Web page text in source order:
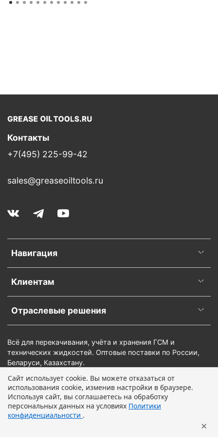
Предзаказ
Навигация
Клиентам
Отраслевые решения
Контакты
+7(495) 225-99-42
sales@greaseoiltools.ru
Всё для перекачивания, учёта и хранения ГСМ и
технических жидкостей. Оптовые поставки по России,
Беларуси, Казахстану.
Сайт использует cookie. Вы можете отказаться от
использования cookie, изменив настройки в браузере.
Используя сайт, вы соглашаетесь на обработку
персональных данных на условиях Политики
конфиденциальности .
×